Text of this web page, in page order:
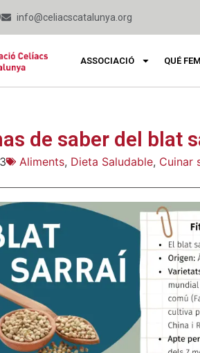
info@celiacscatalunya.org
ASSOCIACIÓ QUÉ
de saber del blat
Aliments, Dieta Saludable, Cuinar